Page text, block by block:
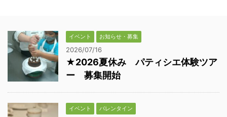
イベント お知らせ・募集
2026/07/16
★2026夏休み パティシエ体験ツア
ー 募集開始
イベント バレンタイン